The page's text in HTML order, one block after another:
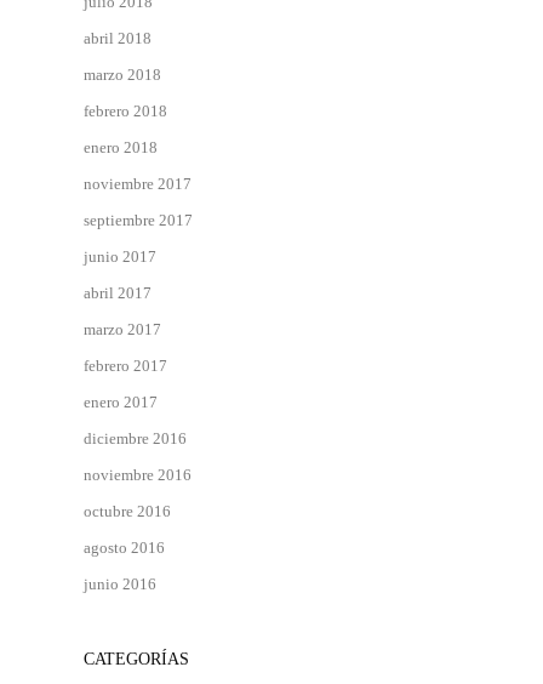
abril 2018
marzo 2018
febrero 2018
enero 2018
noviembre 2017
septiembre 2017
junio 2017
abril 2017
marzo 2017
febrero 2017
enero 2017
diciembre 2016
noviembre 2016
octubre 2016
agosto 2016
junio 2016
CATEGORÍAS